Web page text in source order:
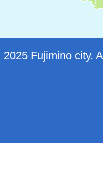
2025 Fujimino city.